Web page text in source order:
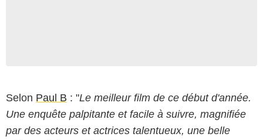
Selon Paul B : "Le meilleur film de ce début d'année.
Une enquête palpitante et facile à suivre, magnifiée
par des acteurs et actrices talentueux, une belle